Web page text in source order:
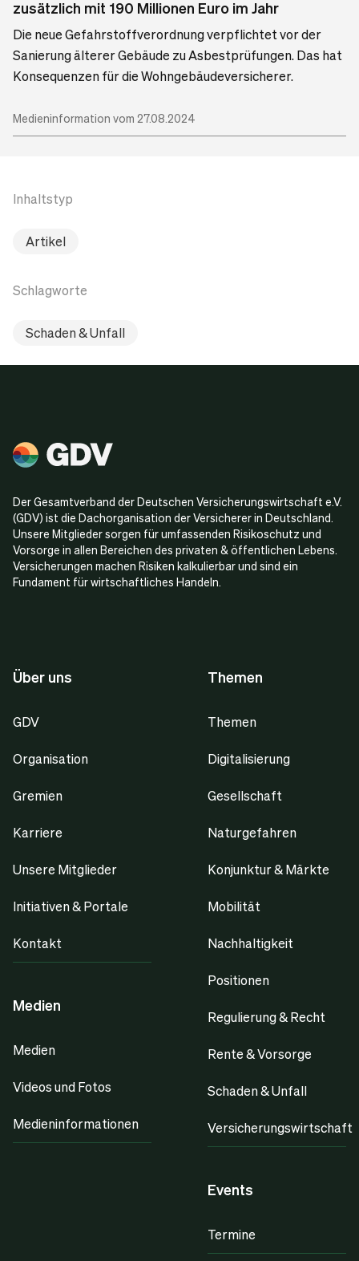
zusätzlich mit 190 Millionen Euro im Jahr
Die neue Gefahrstoffverordnung verpflichtet vor der
Sanierung älterer Gebäude zu Asbestprüfungen. Das hat
Konsequenzen für die Wohngebäudeversicherer.
Medieninformation vom 27.08.2024
Inhaltstyp
Artikel
Schlagworte
Schaden & Unfall
Der Gesamtverband der Deutschen Versicherungswirtschaft e.V.
(GDV) ist die Dachorganisation der Versicherer in Deutschland.
Unsere Mitglieder sorgen für umfassenden Risikoschutz und
Vorsorge in allen Bereichen des privaten & öffentlichen Lebens.
Versicherungen machen Risiken kalkulierbar und sind ein
Fundament für wirtschaftliches Handeln.
Über uns
GDV
Organisation
Gremien
Karriere
Unsere Mitglieder
Initiativen & Portale
Kontakt
Medien
Medien
Videos und Fotos
Medieninformationen
Themen
Themen
Digitalisierung
Gesellschaft
Naturgefahren
Konjunktur & Märkte
Mobilität
Nachhaltigkeit
Positionen
Regulierung & Recht
Rente & Vorsorge
Schaden & Unfall
Versicherungswirtschaft
Events
Termine